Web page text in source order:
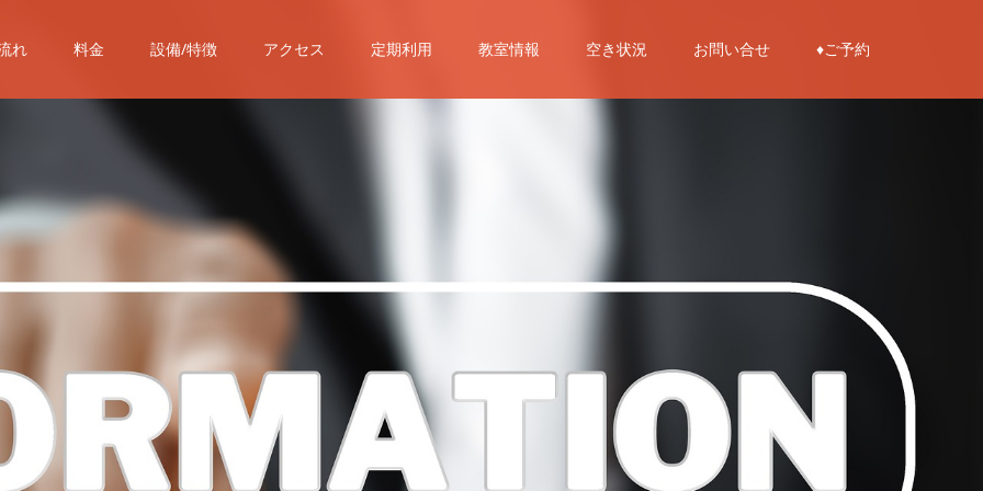
れ 料金 設備/特徴 アクセス 定期利用 教室情報 空き状況 お問い合せ ♦︎ご予約